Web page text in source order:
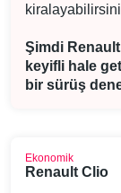
Şimdi
keyifli hale
bir sürüş
Ekonomik
Renault Clio